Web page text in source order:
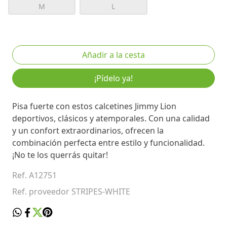
M L
¡Pídelo ya!
Pisa fuerte con estos calcetines Jimmy Lion
deportivos, clásicos y atemporales. Con una calidad
y un confort extraordinarios, ofrecen la
combinación perfecta entre estilo y funcionalidad.
¡No te los querrás quitar!
Ref. A12751
Ref. proveedor STRIPES-WHITE